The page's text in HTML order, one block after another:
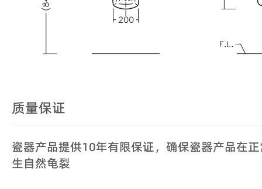
质量保证
瓷器产品提供10年有限保证，确保瓷器产品在
生自然龟裂